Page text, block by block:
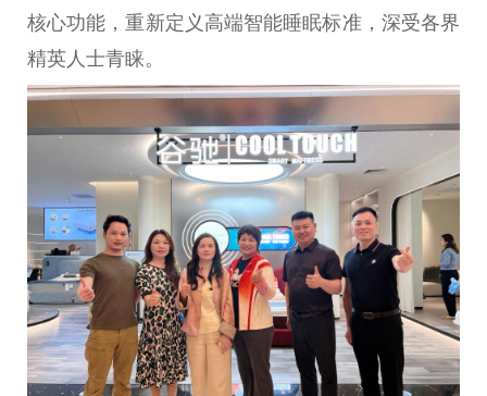
核心功能，重新定义高端智能睡眠标准，深受各界
精英人士青睐。